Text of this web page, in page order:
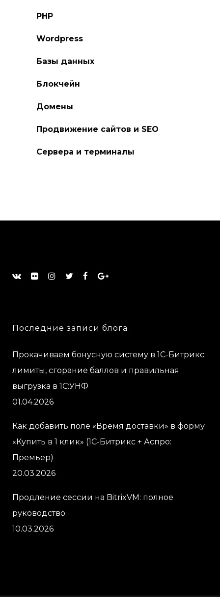
PHP
Wordpress
Базы данных
Блокчейн
Домены
Продвижение сайтов и SEO
Сервера и терминалы
Последние записи блога
Прокачиваем бонусную систему в 1С-Битрикс:
лимиты, сгорание баллов и правильная
выгрузка в 1С:УНФ
01.04.2026
Как добавить поле «Время доставки» в форму
«Купить в 1 клик» (1С-Битрикс + Аспро:
Премьер)
20.03.2026
Продление сессии на BitrixVM: полное
руководство
10.03.2026